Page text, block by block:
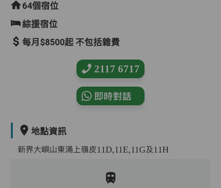
64個宿位
綜援宿位
每月$8500起 不包括雜費
2117 6717
即時對話
地點資訊
新界大嶼山東涌上嶺皮11D,11E,11G及11H